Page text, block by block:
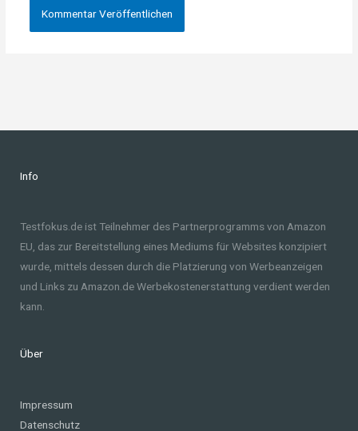
Info
Testfokus.de ist Teilnehmer des Partnerprogramms von Amazon
EU, das zur Bereitstellung eines Mediums für Websites konzipiert
wurde, mittels dessen durch die Platzierung von Werbeanzeigen
und Links zu Amazon.de Werbekostenerstattung verdient werden
kann.
Über
Impressum
Datenschutz